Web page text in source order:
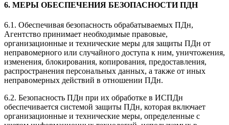
6. МЕРЫ ОБЕСПЕЧЕНИЯ БЕЗОПАСНОСТИ ПДН
6.1. Обеспечивая безопасность обрабатываемых ПДн,
Агентство принимает необходимые правовые,
организационные и технические меры для защиты ПДн от
неправомерного или случайного доступа к ним, уничтожения,
изменения, блокирования, копирования, предоставления,
распространения персональных данных, а также от иных
неправомерных действий в отношении ПДн.
6.2. Безопасность ПДн при их обработке в ИСПДн
обеспечивается системой защиты ПДн, которая включает
организационные и технические меры, определенные с